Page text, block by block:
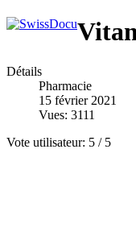
Détails
Pharmacie
15 février 2021
Vues: 3111
Vote utilisateur: 5 / 5